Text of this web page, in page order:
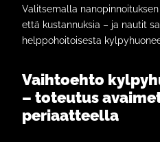
Valitsemalla
että kustannuksia – ja nautit
helppohoitoisesta
Vaihtoehto
– toteutus
periaatteella